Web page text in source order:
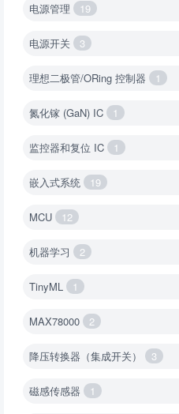
电源管理 19
电源开关 3
理想二极管/ORing 控制器 1
氮化镓 (GaN) IC 1
监控器和复位 IC 1
嵌入式系统 19
MCU 12
机器学习 2
TinyML 1
MAX78000 2
降压转换器（集成开关） 3
磁感传感器 1